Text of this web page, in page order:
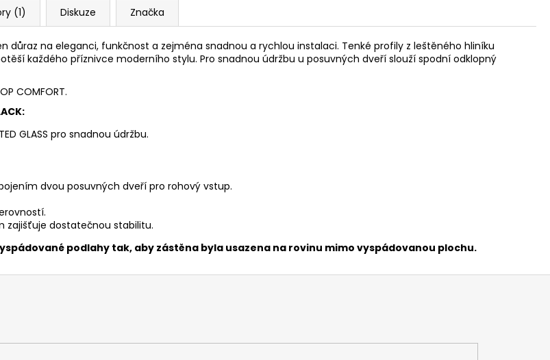
(1) Diskuze Značka
důraz na eleganci, funkčnost a zejména snadnou a rychlou instalaci. Tenké profily z leštěného hliníku
každého příznivce moderního stylu. Pro snadnou údržbu u posuvných dveří slouží spodní odklopný
COMFORT.
GLASS pro snadnou údržbu.
dvou posuvných dveří pro rohový vstup.
zajišťuje dostatečnou stabilitu.
podlahy tak, aby zástěna byla usazena na rovinu mimo vyspádovanou plochu.